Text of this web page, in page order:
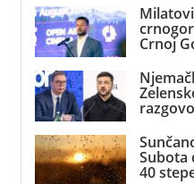
Crnoj
Subota
40